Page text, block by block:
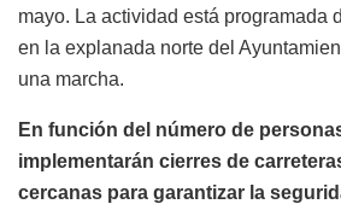
mayo. La actividad está programada
en la explanada norte del
una marcha.
En función del número de
implementarán cierres de
cercanas para garantizar la